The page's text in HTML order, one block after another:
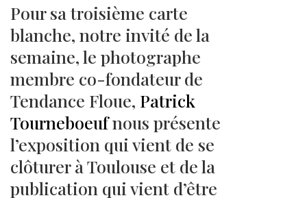
Pour sa troisième carte
blanche, notre invité de la
semaine, le photographe
membre co-fondateur de
Tendance Floue, Patrick
Tourneboeufnous présente
l’exposition qui vient de se
clôturer à Toulouse et de la
publication qui vient d’être